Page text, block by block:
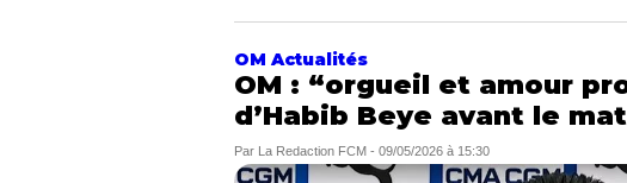
OM Actualités
OM : “orgueil et amour
d’Habib Beye avant le
Par La Redaction FCM - 09/05/2026 à 15:30